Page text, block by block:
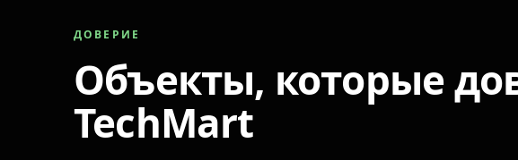
ДОВЕРИЕ
Объекты, которые
TechMart